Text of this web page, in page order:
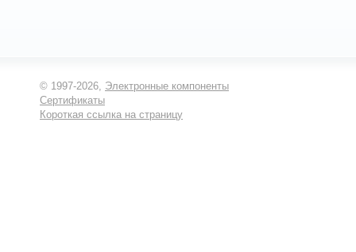
© 1997-2026, Электронные компоненты
Сертификаты
Короткая ссылка на страницу